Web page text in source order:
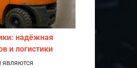
надёжная
и логистики
являются